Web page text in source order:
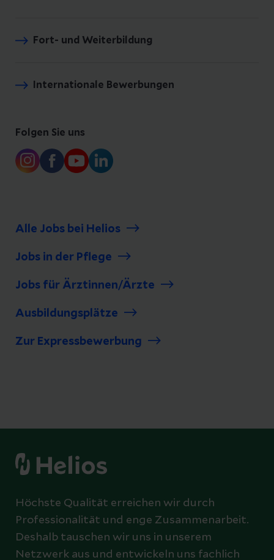
Fort- und Weiterbildung
Internationale Bewerbungen
Folgen Sie uns
Alle Jobs bei Helios
Jobs in der Pflege
Jobs für Ärztinnen/Ärzte
Ausbildungsplätze
Zur Expressbewerbung
Höchste Qualität erreichen wir durch
Professionalität und enge Zusammenarbeit.
Deshalb tauschen wir uns in unserem
Netzwerk aus und entwickeln uns fachlich